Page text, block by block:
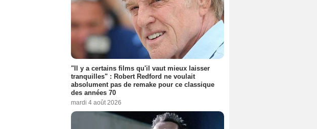
"Il y a certains films qu'il vaut mieux laisser
tranquilles" : Robert Redford ne voulait
absolument pas de remake pour ce classique
des années 70
mardi 4 août 2026